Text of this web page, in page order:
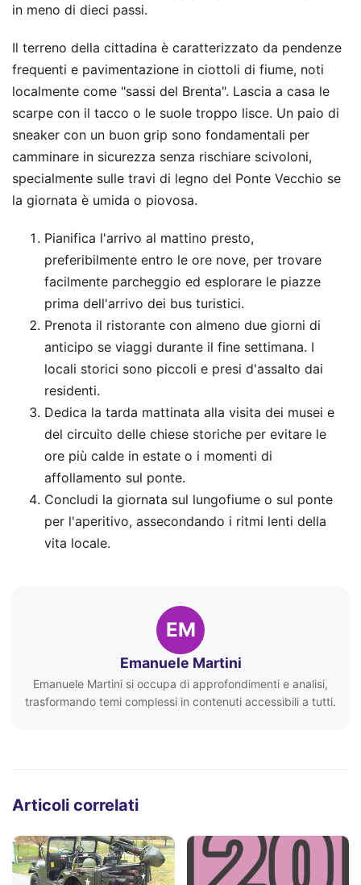
in meno di dieci passi.
Il terreno della cittadina è caratterizzato da pendenze
frequenti e pavimentazione in ciottoli di fiume, noti
localmente come "sassi del Brenta". Lascia a casa le
scarpe con il tacco o le suole troppo lisce. Un paio di
sneaker con un buon grip sono fondamentali per
camminare in sicurezza senza rischiare scivoloni,
specialmente sulle travi di legno del Ponte Vecchio se
la giornata è umida o piovosa.
Pianifica l'arrivo al mattino presto,
preferibilmente entro le ore nove, per trovare
facilmente parcheggio ed esplorare le piazze
prima dell'arrivo dei bus turistici.
Prenota il ristorante con almeno due giorni di
anticipo se viaggi durante il fine settimana. I
locali storici sono piccoli e presi d'assalto dai
residenti.
Dedica la tarda mattinata alla visita dei musei e
del circuito delle chiese storiche per evitare le
ore più calde in estate o i momenti di
affollamento sul ponte.
Concludi la giornata sul lungofiume o sul ponte
per l'aperitivo, assecondando i ritmi lenti della
vita locale.
EM
Emanuele Martini
Emanuele Martini si occupa di approfondimenti e analisi,
trasformando temi complessi in contenuti accessibili a tutti.
Articoli correlati